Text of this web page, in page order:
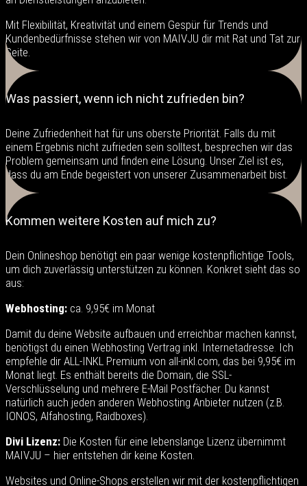
Mit Flexibilität, Kreativität und einem Gespür für Trends und
Kundenbedürfnisse stehen wir von MAIVJU dir mit Rat und Tat zur
Seite.
Was passiert, wenn ich nicht zufrieden bin?
Deine Zufriedenheit hat für uns oberste Priorität. Falls du mit
einem Ergebnis nicht zufrieden sein solltest, besprechen wir das
Problem gemeinsam und finden eine Lösung. Unser Ziel ist es,
dass du am Ende begeistert von unserer Zusammenarbeit bist.
Kommen weitere Kosten auf mich zu?
Dein Onlineshop benötigt ein paar wenige kostenpflichtige Tools,
um dich zuverlässig unterstützen zu können. Konkret sieht das so
aus:
Webhosting: ca. 9,95€ im Monat
Damit du deine Website aufbauen und erreichbar machen kannst,
benötigst du einen Webhosting Vertrag inkl. Internetadresse. Ich
empfehle dir ALL-INKL Premium von all-inkl.com, das bei 9,95€ im
Monat liegt. Es enthält bereits die Domain, die SSL-
Verschlüsselung und mehrere E-Mail Postfächer. Du kannst
natürlich auch jeden anderen Webhosting Anbieter nutzen (z.B.
IONOS, Alfahosting, Raidboxes).
Divi Lizenz: Die Kosten für eine lebenslange Lizenz übernimmt
MAIVJU – hier entstehen dir keine Kosten.
Websites und Online-Shops erstellen wir mit der kostenpflichtigen